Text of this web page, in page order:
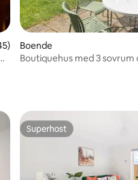
i genomsnittligt betyg, 45
Boende
Boutiquehus med 3 sovrum
Superhost
Superhost